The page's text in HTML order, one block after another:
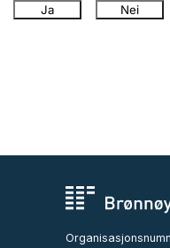
Ja Nei